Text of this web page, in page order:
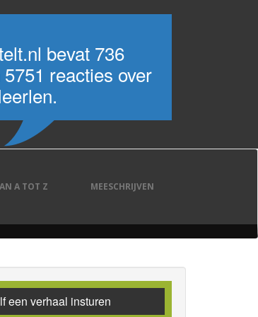
bevat 736
reacties over
A TOT Z MEESCHRIJVEN
een verhaal insturen